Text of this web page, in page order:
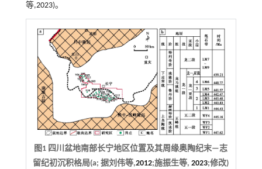
等,2023)。
图1 四川盆地南部长宁地区位置及其周缘奥陶纪末—志
留纪初沉积格局(a; 据刘伟等,2012;施振生等,2023;修改)